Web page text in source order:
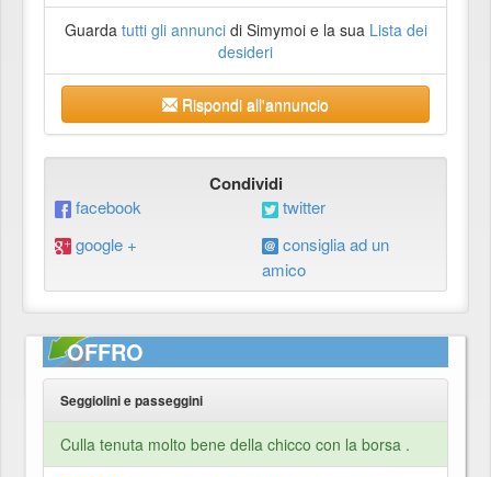
Guarda tutti gli annuncidi Simymoi e la sua Lista dei
desideri
Rispondi all'annuncio
Condividi
facebook
twitter
google +
consiglia ad un
amico
OFFRO
Seggiolini e passeggini
Culla tenuta molto bene della chicco con la borsa .